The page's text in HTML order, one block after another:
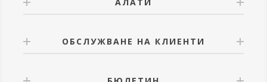
ОБСЛУЖВАНЕ НА КЛИЕНТИ